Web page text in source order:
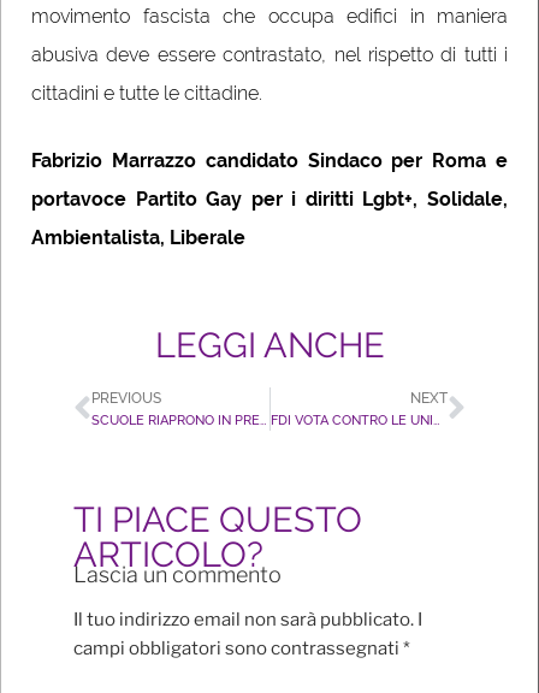
movimento fascista che occupa edifici in maniera
abusiva deve essere contrastato, nel rispetto di tutti i
cittadini e tutte le cittadine.
Fabrizio Marrazzo candidato Sindaco per Roma e
portavoce Partito Gay per i diritti Lgbt+, Solidale,
Ambientalista, Liberale
LEGGI ANCHE
PREVIOUS NEXT
TI PIACE QUESTO
ARTICOLO?
Lascia un commento
Il tuo indirizzo email non sarà pubblicato. I
campi obbligatori sono contrassegnati *